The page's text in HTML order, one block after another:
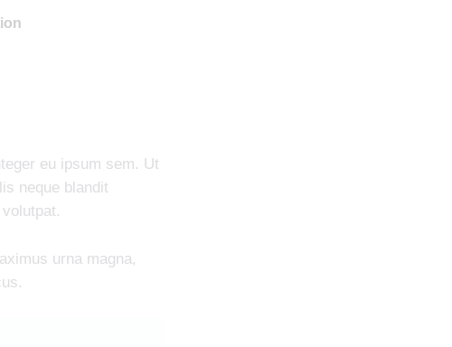
eu ipsum sem. Ut
neque blandit
urna magna,